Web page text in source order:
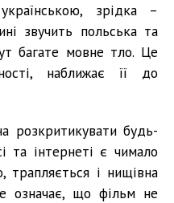
зрідка –
звучить польська та
багате мовне тло. Це
наближає її до
розкритикувати будь-
та інтернеті є чимало
трапляється і нищівна
означає, що фільм не